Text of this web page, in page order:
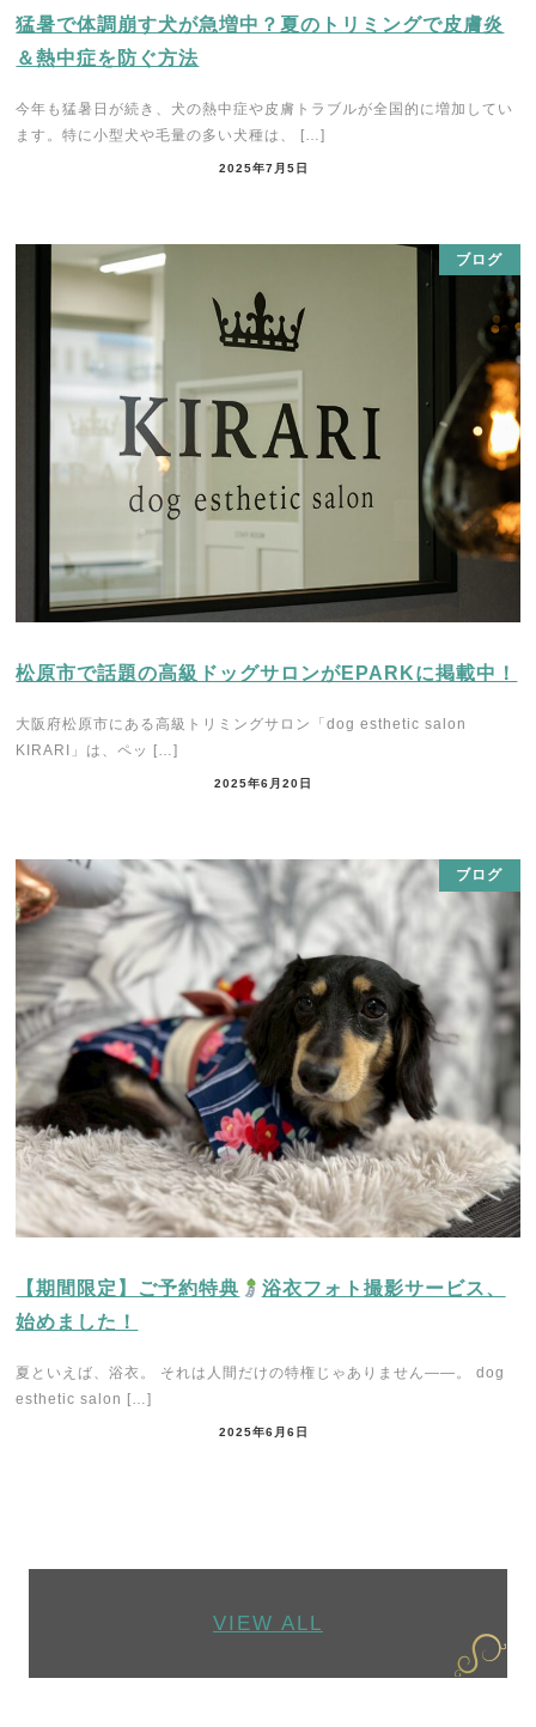
猛暑で体調崩す犬が急増中？夏のトリミングで皮膚炎
＆熱中症を防ぐ方法
今年も猛暑日が続き、犬の熱中症や皮膚トラブルが全国的に増加してい
ます。特に小型犬や毛量の多い犬種は、 […]
2025年7月5日
ブログ
松原市で話題の高級ドッグサロンがEPARKに掲載中！
大阪府松原市にある高級トリミングサロン「dog esthetic salon
KIRARI」は、ペッ […]
2025年6月20日
ブログ
【期間限定】ご予約特典
浴衣フォト撮影サービス、
始めました！
夏といえば、浴衣。 それは人間だけの特権じゃありません――。 dog
esthetic salon […]
2025年6月6日
VIEW ALL